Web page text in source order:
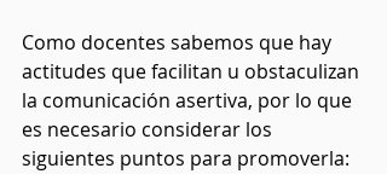
Como docentes sabemos que hay
actitudes que facilitan u obstaculizan
la comunicación asertiva, por lo que
es necesario considerar los
siguientes puntos para promoverla: